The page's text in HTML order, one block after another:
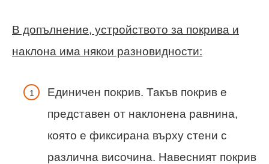
В допълнение, устройството за покрива и
наклона има някои разновидности:
Единичен покрив. Такъв покрив е
представен от наклонена равнина,
която е фиксирана върху стени с
различна височина. Навесният покрив